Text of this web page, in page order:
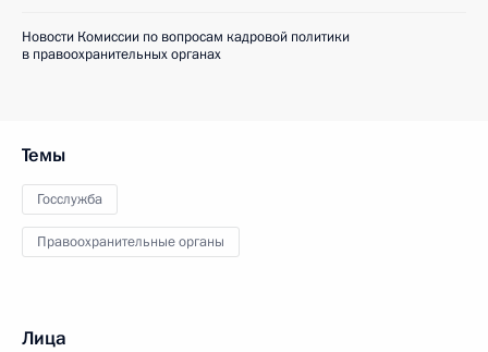
Новости Комиссии по вопросам кадровой политики
в правоохранительных органах
Темы
Госслужба
Правоохранительные органы
Лица